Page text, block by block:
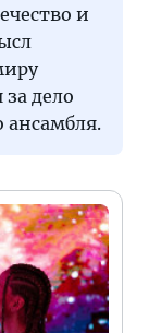
и
дело
ансамбля.